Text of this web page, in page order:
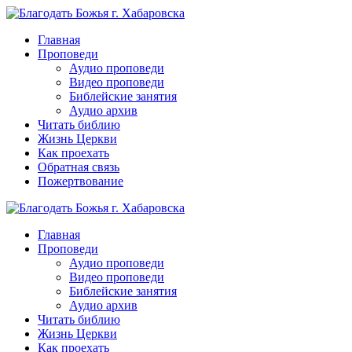
Перейти
контентуГлавная
Проповеди
Аудио проповеди
Видео проповеди
Библейские занятия
Аудио архив
Читать библию
Жизнь Церкви
Как проехать
Обратная связь
Пожертвование
Главная
Проповеди
Аудио проповеди
Видео проповеди
Библейские занятия
Аудио архив
Читать библию
Жизнь Церкви
Как проехать